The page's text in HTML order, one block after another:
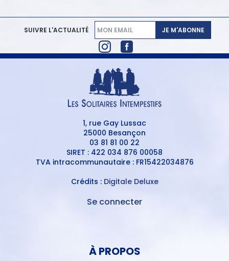
SUIVRE L'ACTUALITÉ JE M'ABONNE
1, rue Gay Lussac
25000 Besançon
03 81 81 00 22
SIRET : 422 034 876 00058
TVA intracommunautaire : FR15422034876
Crédits : Digitale Deluxe
Se connecter
À PROPOS